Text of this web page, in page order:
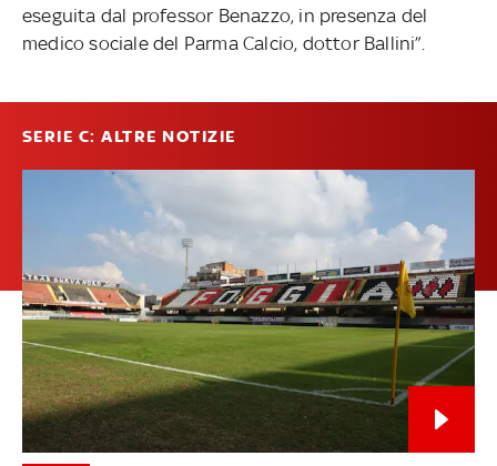
eseguita dal professor Benazzo, in presenza del
medico sociale del Parma Calcio, dottor Ballini”.
SERIE C: ALTRE NOTIZIE